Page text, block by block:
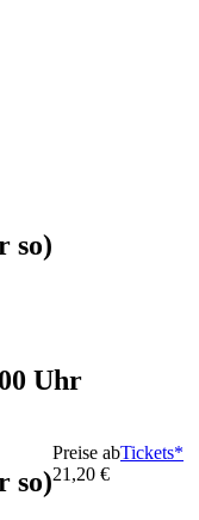
so)
Uhr
so)
Preise ab
21,20 €
Tickets*